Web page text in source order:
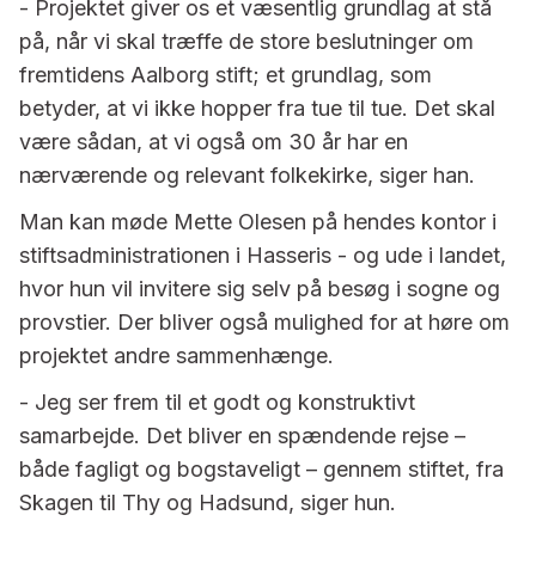
- Projektet giver os et væsentlig grundlag at stå
på, når vi skal træffe de store beslutninger om
fremtidens Aalborg stift; et grundlag, som
betyder, at vi ikke hopper fra tue til tue. Det skal
være sådan, at vi også om 30 år har en
nærværende og relevant folkekirke, siger han.
Man kan møde Mette Olesen på hendes kontor i
stiftsadministrationen i Hasseris - og ude i landet,
hvor hun vil invitere sig selv på besøg i sogne og
provstier. Der bliver også mulighed for at høre om
projektet andre sammenhænge.
- Jeg ser frem til et godt og konstruktivt
samarbejde. Det bliver en spændende rejse –
både fagligt og bogstaveligt – gennem stiftet, fra
Skagen til Thy og Hadsund, siger hun.